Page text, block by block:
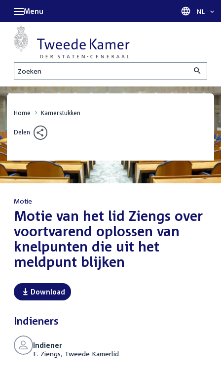
Zoeken
Menu Taal
NL
Home Kamerstukken
Delen
Motie
:Motie van het lid Ziengs over
voortvarend oplossen van
knelpunten die uit het
meldpunt blijken
Download
Indieners
Indiener
E. Ziengs, Tweede Kamerlid